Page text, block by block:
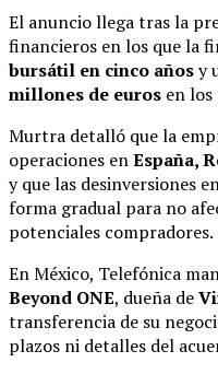
El anuncio llega tras la
financieros en los que la
bursátil en cinco añosy
millones de euros en los
Murtra detalló que la
operaciones enEspaña,
y que las desinversiones
forma gradual para no
potenciales compradores.
En México, Telefónica
Beyond ONE, dueña de
transferencia de su
plazos ni detalles del